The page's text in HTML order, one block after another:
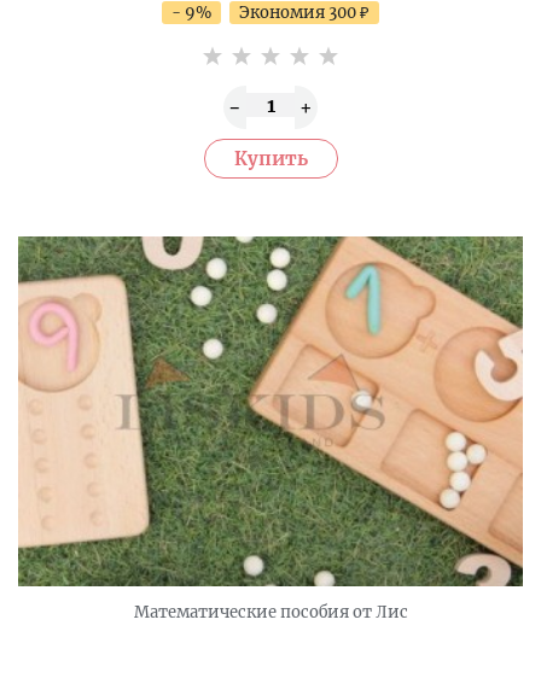
- 9%
Экономия 300₽
Математические пособия от Лис